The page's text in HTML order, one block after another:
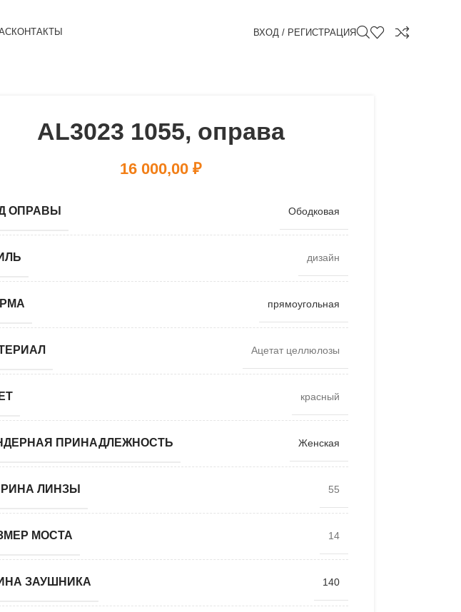
КОНТАКТЫ ВХОД / РЕГИСТРАЦИЯ
AL3023 1055, оправа
16 000,00₽
ОПРАВЫ Ободковая
дизайн
прямоугольная
Ацетат целлюлозы
красный
ПРИНАДЛЕЖНОСТЬ Женская
ЛИНЗЫ 55
МОСТА 14
ЗАУШНИКА 140